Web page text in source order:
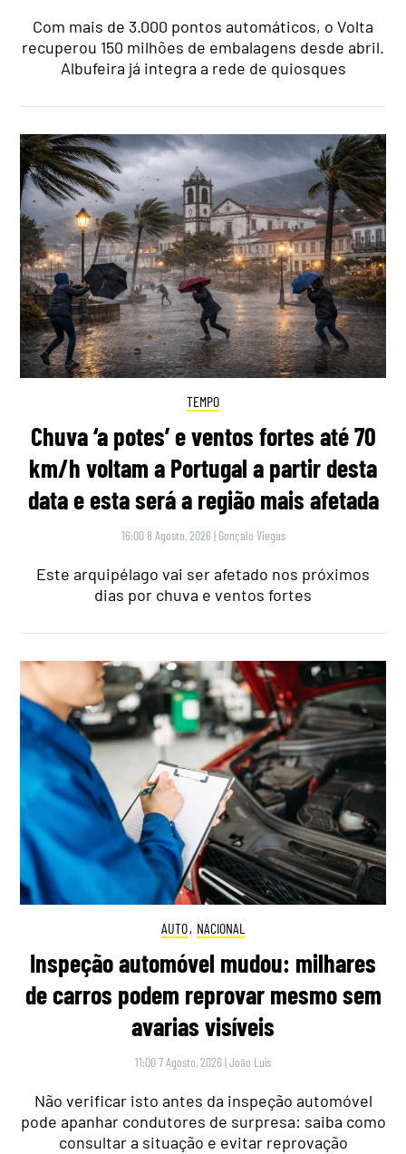
Com mais de 3.000 pontos automáticos, o Volta
recuperou 150 milhões de embalagens desde abril.
Albufeira já integra a rede de quiosques
TEMPO
Chuva ‘a potes’ e ventos fortes até 70
km/h voltam a Portugal a partir desta
data e esta será a região mais afetada
16:00 8 Agosto, 2026 | Gonçalo Viegas
Este arquipélago vai ser afetado nos próximos
dias por chuva e ventos fortes
AUTO, NACIONAL
Inspeção automóvel mudou: milhares
de carros podem reprovar mesmo sem
avarias visíveis
11:00 7 Agosto, 2026 |João Luís
Não verificar isto antes da inspeção automóvel
pode apanhar condutores de surpresa: saiba como
consultar a situação e evitar reprovação